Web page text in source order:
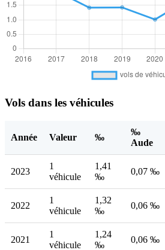
Vols dans les véhicules
Année Valeur ‰
‰
Aude
2023
1
véhicule
1,41
‰
0,07 ‰
2022
1
véhicule
1,32
‰
0,06 ‰
2021
1
véhicule
1,24
‰
0,06 ‰